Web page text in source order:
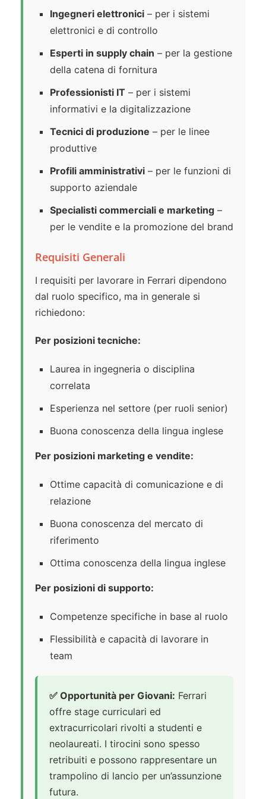
Ingegneri elettronici – per i sistemi
elettronici e di controllo
Esperti in supply chain – per la gestione
della catena di fornitura
Professionisti IT – per i sistemi
informativi e la digitalizzazione
Tecnici di produzione – per le linee
produttive
Profili amministrativi – per le funzioni di
supporto aziendale
Specialisti commerciali e marketing –
per le vendite e la promozione del brand
Requisiti Generali
I requisiti per lavorare in Ferrari dipendono
dal ruolo specifico, ma in generale si
richiedono:
Per posizioni tecniche:
Laurea in ingegneria o disciplina
correlata
Esperienza nel settore (per ruoli senior)
Buona conoscenza della lingua inglese
Per posizioni marketing e vendite:
Ottime capacità di comunicazione e di
relazione
Buona conoscenza del mercato di
riferimento
Ottima conoscenza della lingua inglese
Per posizioni di supporto:
Competenze specifiche in base al ruolo
Flessibilità e capacità di lavorare in
team
✅ Opportunità per Giovani: Ferrari
offre stage curriculari ed
extracurricolari rivolti a studenti e
neolaureati. I tirocini sono spesso
retribuiti e possono rappresentare un
trampolino di lancio per un’assunzione
futura.